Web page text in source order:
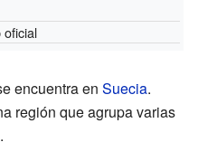
oficial
encuentra en Suecia.
región que agrupa varias